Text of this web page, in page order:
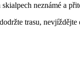
neznámé a
trasu,